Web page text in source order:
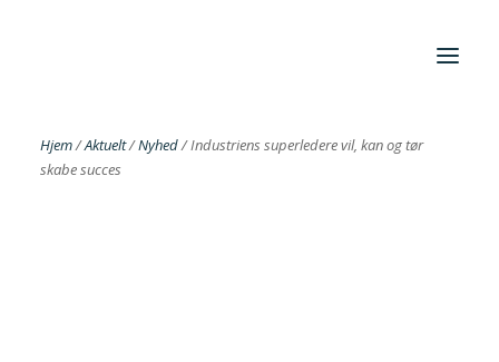
Foreningen
Hjem/Aktuelt/Nyhed/Industriens superledere vil, kan og tør
skabe succes